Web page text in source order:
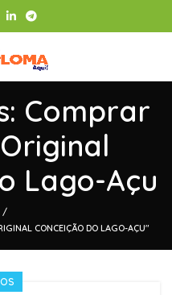
Comprar
Lago-Açu
CONCEIÇÃO DO LAGO-AÇU"